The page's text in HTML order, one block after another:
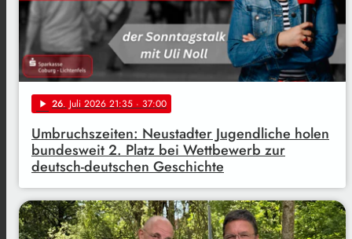
play_arrow 26. Juli 2026 21:35 · 37:00
Umbruchszeiten: Neustadter Jugendliche holen
bundesweit 2. Platz bei Wettbewerb zur
deutsch-deutschen Geschichte